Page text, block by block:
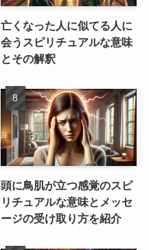
亡くなった人に似てる人に
会うスピリチュアルな意味
とその解釈
頭に鳥肌が立つ感覚のスピ
リチュアルな意味とメッセ
ージの受け取り方を紹介